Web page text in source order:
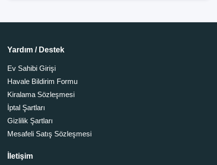
Yardım / Destek
Ev Sahibi Girişi
Havale Bildirim Formu
Kiralama Sözleşmesi
İptal Şartları
Gizlilik Şartları
Mesafeli Satış Sözleşmesi
İletişim